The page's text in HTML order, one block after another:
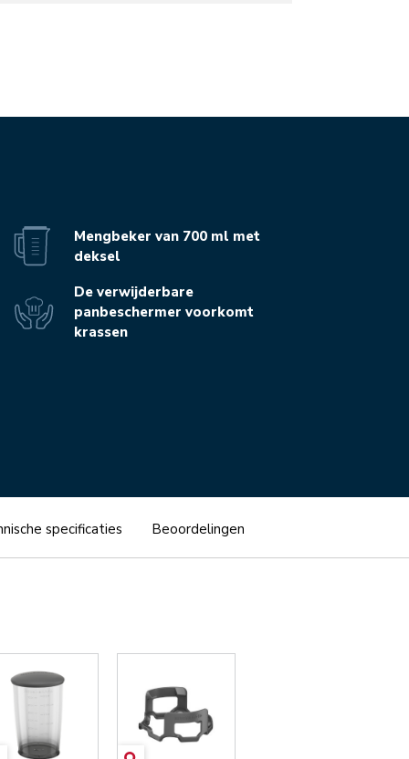
Mengbeker van 700 ml met
deksel
De verwijderbare
panbeschermer voorkomt
krassen
specificaties Beoordelingen